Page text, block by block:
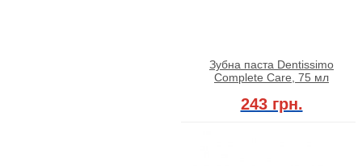
Зубна паста Dentissimo
Complete Care, 75 мл
243 грн.